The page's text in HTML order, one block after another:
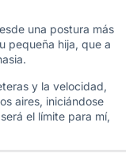
una postura más
pequeña hija, que a
y la velocidad,
aires, iniciándose
el límite para mí,